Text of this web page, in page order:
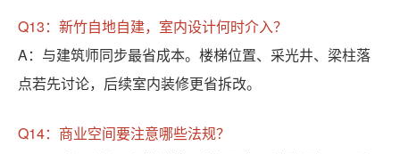
Q13：新竹自地自建，室内设计何时介入？
A：与建筑师同步最省成本。楼梯位置、采光井、梁柱落
点若先讨论，后续室内装修更省拆改。
Q14：商业空间要注意哪些法规？